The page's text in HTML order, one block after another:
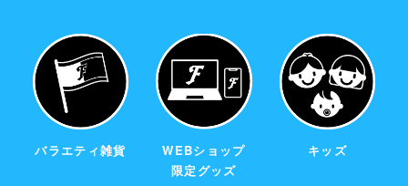
バラエティ雑貨
WEBショップ
限定グッズ
キッズ